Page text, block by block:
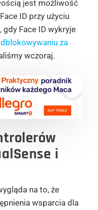
jest możliwość
ID przy użyciu
gdy Face ID wykryje
za
wczoraj.
i
na to, że
wsparcia dla